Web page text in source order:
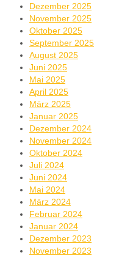
Dezember 2025
November 2025
Oktober 2025
September 2025
August 2025
Juni 2025
Mai 2025
April 2025
März 2025
Januar 2025
Dezember 2024
November 2024
Oktober 2024
Juli 2024
Juni 2024
Mai 2024
März 2024
Februar 2024
Januar 2024
Dezember 2023
November 2023